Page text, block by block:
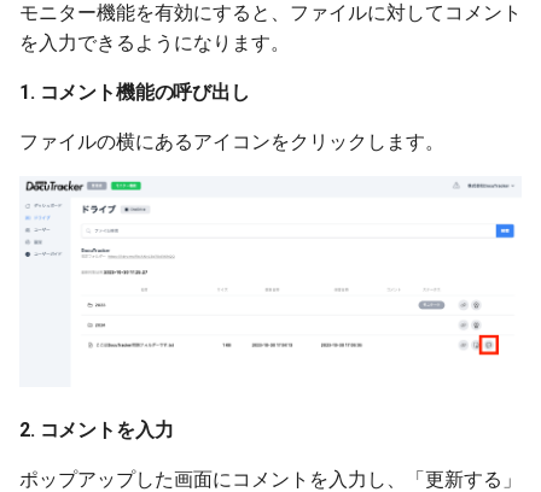
モニター機能を有効にすると、ファイルに対してコメント
を入力できるようになります。
1. コメント機能の呼び出し
ファイルの横にあるアイコンをクリックします。
2. コメントを入力
ポップアップした画面にコメントを入力し、「更新する」